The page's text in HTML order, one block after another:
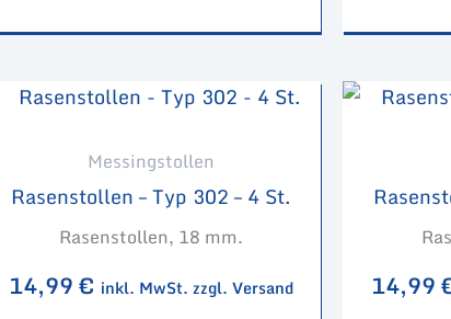
Messingstollen
Rasenstollen – Typ 302 – 4 St.
Rasenstollen, 18 mm.
14,99€ inkl. MwSt. zzgl. Versand 14,99